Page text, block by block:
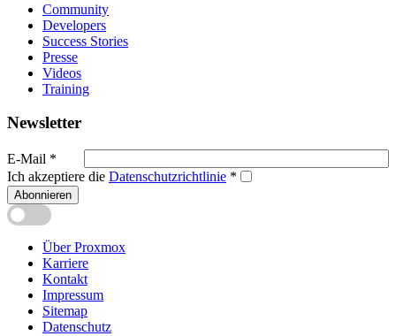
Community
Developers
Success Stories
Presse
Videos
Training
Newsletter
E-Mail *
Ich akzeptiere die Datenschutzrichtlinie *
Abonnieren
Über Proxmox
Karriere
Kontakt
Impressum
Sitemap
Datenschutz